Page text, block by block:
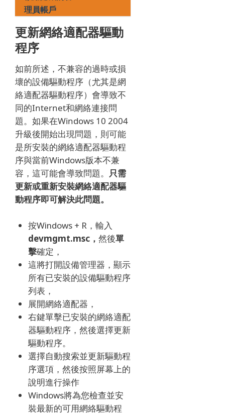
理員帳戶
更新網絡適配器驅動
程序
如前所述，不兼容的過時或損
壞的設備驅動程序（尤其是網
絡適配器驅動程序）會導致不
同的Internet和網絡連接問
題。 如果在Windows 10 2004
升級後開始出現問題，則可能
是所安裝的網絡適配器驅動程
序與當前Windows版本不兼
容，這可能會導致問題。 只需
更新或重新安裝網絡適配器驅
動程序即可解決此問題。
按Windows + R，輸入
devmgmt.msc， 然後單
擊確定，
這將打開設備管理器，顯示
所有已安裝的設備驅動程序
列表，
展開網絡適配器，
右鍵單擊已安裝的網絡適配
器驅動程序，然後選擇更新
驅動程序。
選擇自動搜索並更新驅動程
序選項，然後按照屏幕上的
說明進行操作
Windows將為您檢查並安
裝最新的可用網絡驅動程